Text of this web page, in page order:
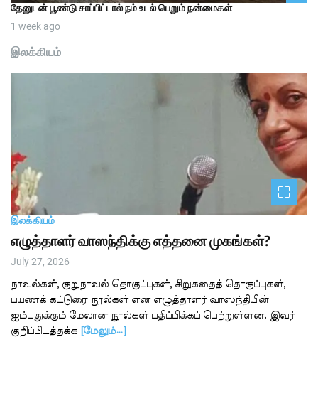
தேனுடன் பூண்டு சாப்பிட்டால் நம் உடல் பெறும் நன்மைகள்
1 week ago
இலக்கியம்
இலக்கியம்
எழுத்தாளர் வாஸந்திக்கு எத்தனை முகங்கள்?
July 27, 2026
நாவல்கள், குறுநாவல் தொகுப்புகள், சிறுகதைத் தொகுப்புகள்,
பயணக் கட்டுரை நூல்கள் என எழுத்தாளர் வாஸந்தியின்
ஐம்பதுக்கும் மேலான நூல்கள் பதிப்பிக்கப் பெற்றுள்ளன. இவர்
குறிப்பிடத்தக்க
[மேலும்…]